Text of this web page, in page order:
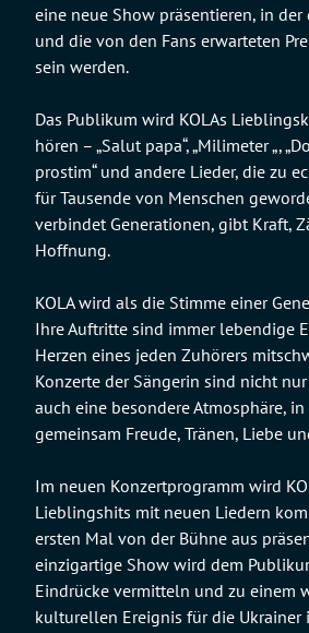
eine neue Show präsentieren, in
und die von den Fans erwarteten
sein werden.
Das Publikum wird KOLAs
hören – „Salut papa“, „Milimeter „,
prostim“ und andere Lieder, die zu
für Tausende von Menschen
verbindet Generationen, gibt Kraft,
Hoffnung.
KOLA wird als die Stimme einer
Ihre Auftritte sind immer lebendige
Herzen eines jeden Zuhörers
Konzerte der Sängerin sind nicht
auch eine besondere Atmosphäre,
gemeinsam Freude, Tränen, Liebe
Im neuen Konzertprogramm wird
Lieblingshits mit neuen Liedern
ersten Mal von der Bühne aus
einzigartige Show wird dem
Eindrücke vermitteln und zu einem
kulturellen Ereignis für die Ukrainer